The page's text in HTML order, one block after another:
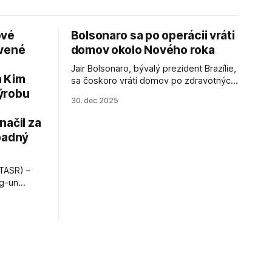
Kim
za
–
un
Bolsonaro sa po operácii vráti
domov okolo Nového roka
Jair Bolsonaro, bývalý prezident Brazílie,
sa čoskoro vráti domov po zdravotných
30. dec 2025